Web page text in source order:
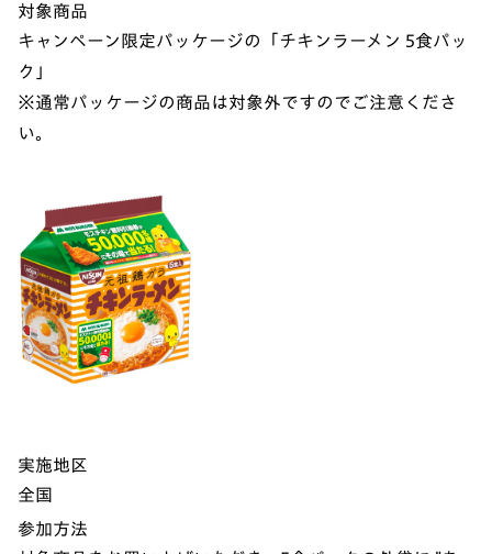
対象商品
キャンペーン限定パッケージの「チキンラーメン 5食パッ
ク」
※通常パッケージの商品は対象外ですのでご注意くださ
い。
実施地区
全国
参加方法